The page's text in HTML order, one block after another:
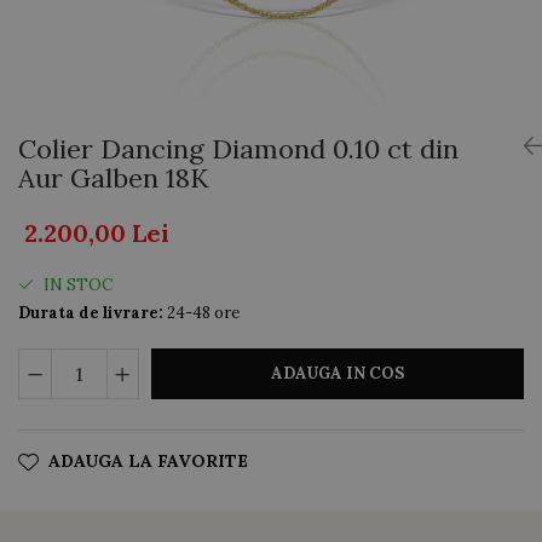
Colier Dancing Diamond 0.10 ct din
Aur Galben 18K
2.200,00 Lei
IN STOC
Durata de livrare: 24-48 ore
ADAUGA IN COS
ADAUGA LA FAVORITE